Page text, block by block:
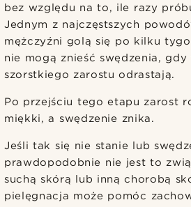
bez względu na to, ile razy
Jednym z najczęstszych
mężczyźni golą się po kilku
nie mogą znieść swędzenia,
szorstkiego zarostu odrastają.
Po przejściu tego etapu zarost
miękki, a swędzenie znika.
Jeśli tak się nie stanie lub
prawdopodobnie nie jest to
suchą skórą lub inną chorobą
pielęgnacja może pomóc